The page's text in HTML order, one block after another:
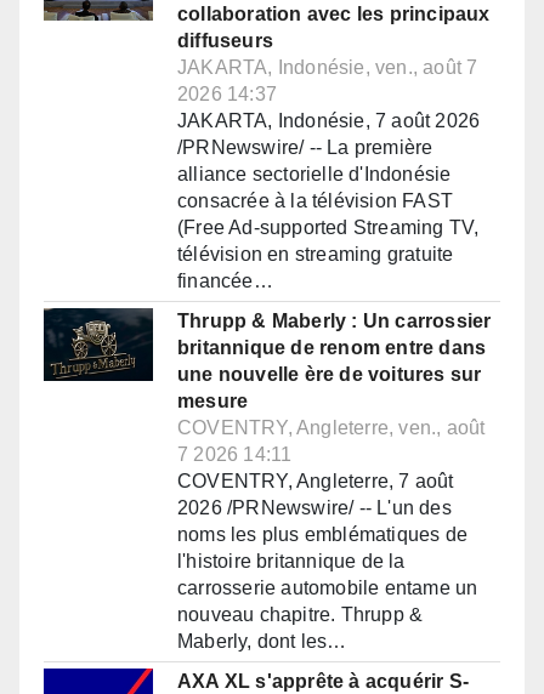
collaboration avec les principaux
diffuseurs
JAKARTA, Indonésie, ven., août 7
2026 14:37
JAKARTA, Indonésie, 7 août 2026
/PRNewswire/ -- La première
alliance sectorielle d'Indonésie
consacrée à la télévision FAST
(Free Ad-supported Streaming TV,
télévision en streaming gratuite
financée…
Thrupp & Maberly : Un carrossier
britannique de renom entre dans
une nouvelle ère de voitures sur
mesure
COVENTRY, Angleterre, ven., août
7 2026 14:11
COVENTRY, Angleterre, 7 août
2026 /PRNewswire/ -- L'un des
noms les plus emblématiques de
l'histoire britannique de la
carrosserie automobile entame un
nouveau chapitre. Thrupp &
Maberly, dont les…
AXA XL s'apprête à acquérir S-